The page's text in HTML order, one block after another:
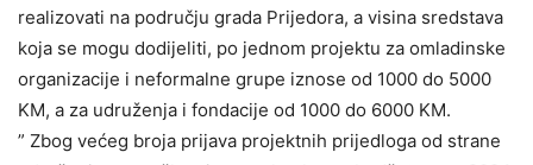
realizovati na području grada Prijedora, a visina sredstava
koja se mogu dodijeliti, po jednom projektu za omladinske
organizacije i neformalne grupe iznose od 1000 do 5000
KM, a za udruženja i fondacije od 1000 do 6000 KM.
” Zbog većeg broja prijava projektnih prijedloga od strane